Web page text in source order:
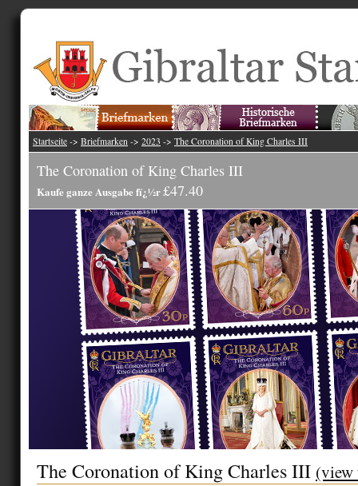
Startseite -> Briefmarken -> 2023 -> The Coronation of King Charles III
The Coronation of King Charles III
Kaufe ganze Ausgabe fï¿½r£47.40
The Coronation of King Charles III (view